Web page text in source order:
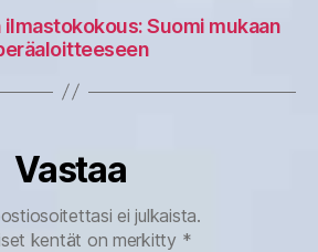
ilmastokokous: Suomi mukaan
Vastaa
ei julkaista.
kentät on merkitty *